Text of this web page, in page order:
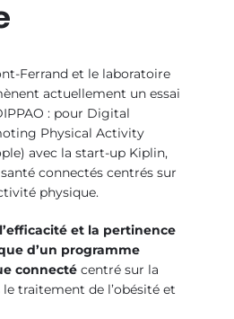
Ferrand et le laboratoire
actuellement un essai
: pour Digital
Physical Activity
avec la start-up Kiplin,
connectés centrés sur
physique.
et la pertinence
d’un programme
connecté centré sur la
traitement de l’obésité et